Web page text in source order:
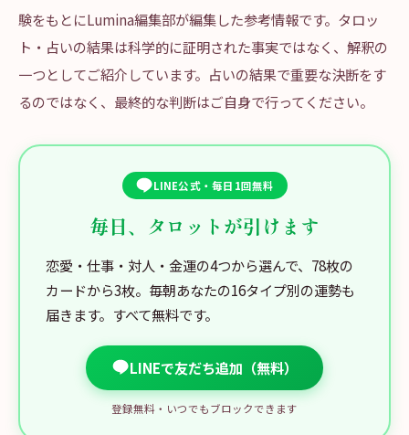
験をもとにLumina編集部が編集した参考情報です。タロッ
ト・占いの結果は科学的に証明された事実ではなく、解釈の
一つとしてご紹介しています。占いの結果で重要な決断をす
るのではなく、最終的な判断はご自身で行ってください。
LINE公式・毎日1回無料
毎日、タロットが引けます
恋愛・仕事・対人・金運の4つから選んで、78枚の
カードから3枚。毎朝あなたの16タイプ別の運勢も
届きます。すべて無料です。
LINEで友だち追加（無料）
登録無料・いつでもブロックできます